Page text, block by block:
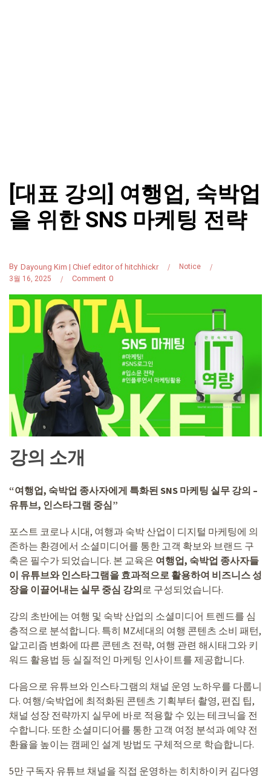
[대표 강의] 여행업, 숙박업
을 위한 SNS 마케팅 전략
By Dayoung Kim | Chief editor of hitchhickr
Notice
3월 16, 2025
0
Comment
강의 소개
“여행업, 숙박업 종사자에게 특화된 SNS 마케팅 실무 강의 –
유튜브, 인스타그램 중심”
포스트 코로나 시대, 여행과 숙박 산업이 디지털 마케팅에 의
존하는 환경에서 소셜미디어를 통한 고객 확보와 브랜드 구
축은 필수가 되었습니다. 본 교육은 여행업, 숙박업 종사자들
이 유튜브와 인스타그램을 효과적으로 활용하여 비즈니스 성
장을 이끌어내는 실무 중심 강의로 구성되었습니다.
강의 초반에는 여행 및 숙박 산업의 소셜미디어 트렌드를 심
층적으로 분석합니다. 특히 MZ세대의 여행 콘텐츠 소비 패턴,
알고리즘 변화에 따른 콘텐츠 전략, 여행 관련 해시태그와 키
워드 활용법 등 실질적인 마케팅 인사이트를 제공합니다.
다음으로 유튜브와 인스타그램의 채널 운영 노하우를 다룹니
다. 여행/숙박업에 최적화된 콘텐츠 기획부터 촬영, 편집 팁,
채널 성장 전략까지 실무에 바로 적용할 수 있는 테크닉을 전
수합니다. 또한 소셜미디어를 통한 고객 여정 분석과 예약 전
환율을 높이는 캠페인 설계 방법도 구체적으로 학습합니다.
5만 구독자 유튜브 채널을 직접 운영하는 히치하이커 김다영